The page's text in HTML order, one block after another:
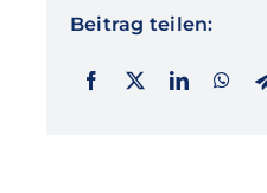
Beitrag teilen: